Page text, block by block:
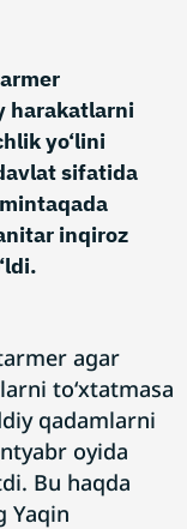
harakatlarni
yo‘lini
sifatida
inqiroz
agar
to‘xtatmasa
qadamlarni
oyida
Bu haqda
Yaqin